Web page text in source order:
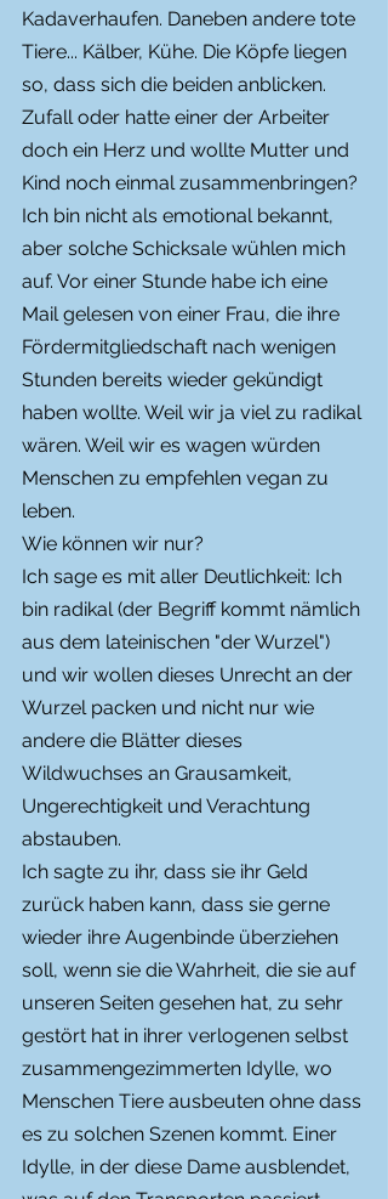
Kadaverhaufen. Daneben andere tote
Tiere... Kälber, Kühe. Die Köpfe liegen
so, dass sich die beiden anblicken.
Zufall oder hatte einer der Arbeiter
doch ein Herz und wollte Mutter und
Kind noch einmal zusammenbringen?
Ich bin nicht als emotional bekannt,
aber solche Schicksale wühlen mich
auf. Vor einer Stunde habe ich eine
Mail gelesen von einer Frau, die ihre
Fördermitgliedschaft nach wenigen
Stunden bereits wieder gekündigt
haben wollte. Weil wir ja viel zu radikal
wären. Weil wir es wagen würden
Menschen zu empfehlen vegan zu
leben.
Wie können wir nur?
Ich sage es mit aller Deutlichkeit: Ich
bin radikal (der Begriff kommt nämlich
aus dem lateinischen "der Wurzel")
und wir wollen dieses Unrecht an der
Wurzel packen und nicht nur wie
andere die Blätter dieses
Wildwuchses an Grausamkeit,
Ungerechtigkeit und Verachtung
abstauben.
Ich sagte zu ihr, dass sie ihr Geld
zurück haben kann, dass sie gerne
wieder ihre Augenbinde überziehen
soll, wenn sie die Wahrheit, die sie auf
unseren Seiten gesehen hat, zu sehr
gestört hat in ihrer verlogenen selbst
zusammengezimmerten Idylle, wo
Menschen Tiere ausbeuten ohne dass
es zu solchen Szenen kommt. Einer
Idylle, in der diese Dame ausblendet,